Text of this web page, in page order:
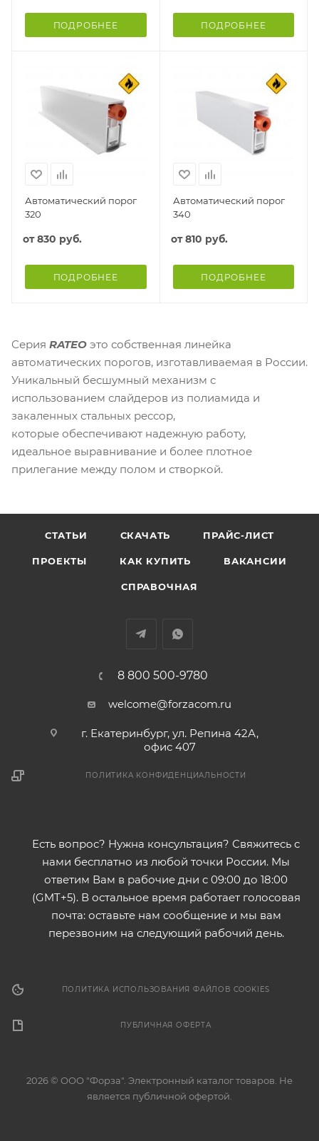
ПОДРОБНЕЕ ПОДРОБНЕЕ
Автоматический порог
320
от830 руб.
ПОДРОБНЕЕ
Автоматический порог
340
от810 руб.
ПОДРОБНЕЕ
Серия RATEO это собственная линейка
автоматических порогов, изготавливаемая в России.
Уникальный бесшумный механизм с
использованием слайдеров из полиамида и
закаленных стальных рессор,
которые обеспечивают надежную работу,
идеальное выравнивание и более плотное
прилегание между полом и створкой.
СТАТЬИ СКАЧАТЬ ПРАЙС-ЛИСТ
ПРОЕКТЫ КАК КУПИТЬ ВАКАНСИИ
СПРАВОЧНАЯ
8 800 500-9780
welcome@forzacom.ru
г. Екатеринбург, ул. Репина 42А,
офис 407
ПОЛИТИКА КОНФИДЕНЦИАЛЬНОСТИ
Есть вопрос? Нужна консультация? Свяжитесь с
нами бесплатно из любой точки России. Мы
ответим Вам в рабочие дни с 09:00 до 18:00
(GMT+5). В остальное время работает голосовая
почта: оставьте нам сообщение и мы вам
перезвоним на следующий рабочий день.
ПОЛИТИКА ИСПОЛЬЗОВАНИЯ ФАЙЛОВ COOKIES
ПУБЛИЧНАЯ ОФЕРТА
2026 © ООО "Форза". Электронный каталог товаров. Не
является публичной офертой.